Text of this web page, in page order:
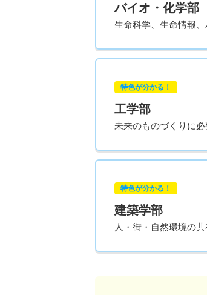
バイオ・化学部
生命科学、生命情報
特色が分かる！
工学部
未来のものづくりに
特色が分かる！
建築学部
人・街・自然環境の